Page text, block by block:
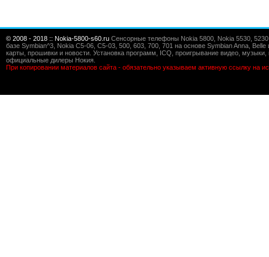
© 2008 - 2018 :: Nokia-5800-s60.ru Сенсорные телефоны Nokia 5800, Nokia 5530,
базе Symbian^3, Nokia C5-06, C5-03, 500, 603, 700, 701 на основе Symbian Anna,
карты, прошивки и новости. Установка программ, ICQ, проигрывание видео,
официальные дилеры Нокия.
При копировании материалов сайта - обязательно указываем активную ссылку на